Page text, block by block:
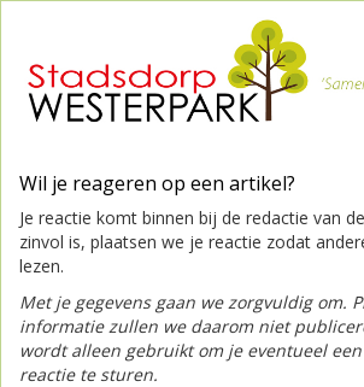
Wil je reageren op een artikel?
Je reactie komt binnen bij de redactie van
zinvol is, plaatsen we je reactie zodat
lezen.
Met je gegevens gaan we zorgvuldig om.
informatie zullen we daarom niet
wordt alleen gebruikt om je eventueel
reactie te sturen.